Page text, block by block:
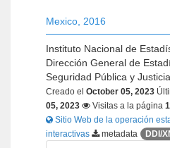
Mexico 2016
Instituto Nacional de
Dirección General de
Seguridad Pública y Justicia
Creado el October 05, 2023
05, 2023
Visitas a la página
Sitio Web de la operación
interactivas
metadata DDI/